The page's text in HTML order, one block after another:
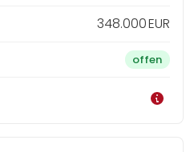
348.000 EUR
offen